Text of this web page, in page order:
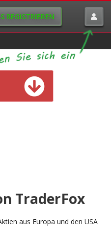
REGISTRIEREN
TraderFox
aus Europa und den USA